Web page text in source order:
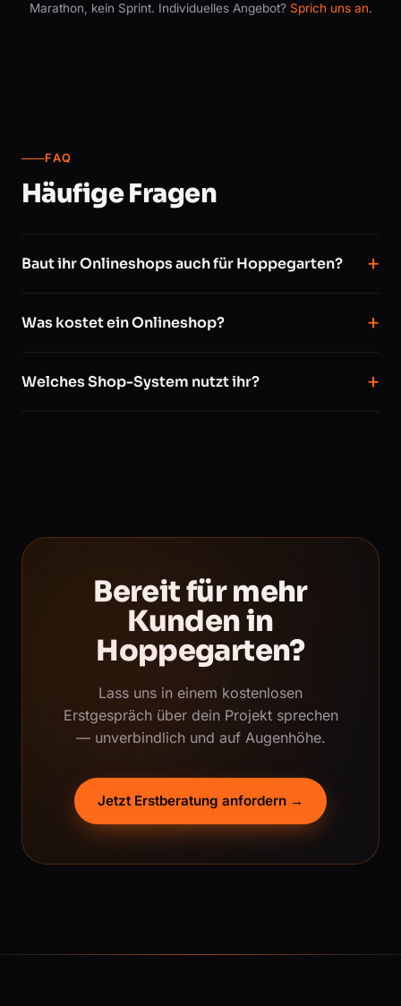
Marathon, kein Sprint. Individuelles Angebot? Sprich uns an.
FAQ
Häufige Fragen
Baut ihr Onlineshops auch für Hoppegarten?
Was kostet ein Onlineshop?
Welches Shop-System nutzt ihr?
Bereit für mehr
Kunden in
Hoppegarten?
Lass uns in einem kostenlosen
Erstgespräch über dein Projekt sprechen
— unverbindlich und auf Augenhöhe.
Jetzt Erstberatung anfordern →